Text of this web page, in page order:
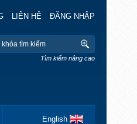
LIÊN HỆ ĐĂNG NHẬP
Tìm kiếm nâng cao
English